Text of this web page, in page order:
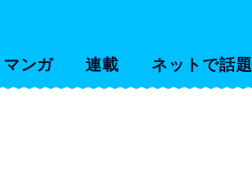
マンガ 連載 ネットで話題